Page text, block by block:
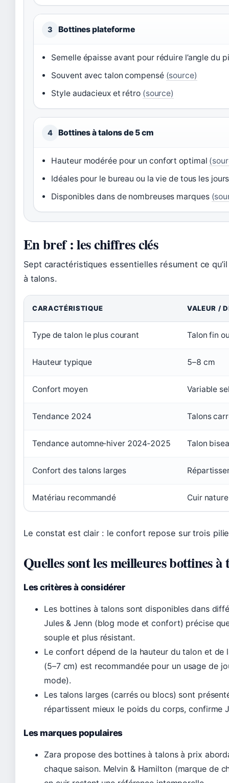
3 Bottines plateforme
Semelle épaisse avant pour réduire l’angle du
Souvent avec talon compensé (source)
Style audacieux et rétro (source)
4 Bottines à talons de 5 cm
Hauteur modérée pour un confort optimal
Idéales pour le bureau ou la vie de tous les
Disponibles dans de nombreuses marques
En bref : les chiffres clés
Sept caractéristiques essentielles résument ce
à talons.
CARACTÉRISTIQUE VALEUR /
Type de talon le plus courant Talon fin
Hauteur typique 5–8 cm
Confort moyen Variable
Tendance 2024 Talons
Tendance automne‑hiver 2024‑2025 Talon
Confort des talons larges
Matériau recommandé Cuir
Le constat est clair : le confort repose sur trois
Quelles sont les meilleures bottines
Les critères à considérer
Les bottines à talons sont disponibles dans
Jules & Jenn (blog mode et confort) précise
souple et plus résistant.
Le confort dépend de la hauteur du talon et de
(5–7 cm) est recommandée pour un usage de
mode).
Les talons larges (carrés ou blocs) sont
répartissent mieux le poids du corps, confirme
Les marques populaires
Zara propose des bottines à talons à prix
chaque saison. Melvin & Hamilton (marque de